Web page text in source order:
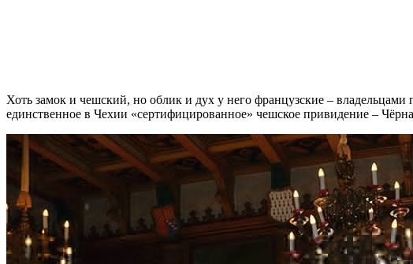
Хоть замок и чешский, но облик и дух у него французские –
единственное в Чехии «сертифицированное» чешское привидение –